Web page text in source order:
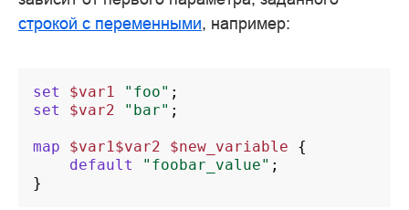
строкой с переменными, например:
set $var1 "foo" ;
set
$var2 "bar" ;
map $var1$var2 $new_variable
{
default
"foobar_value" ;
}